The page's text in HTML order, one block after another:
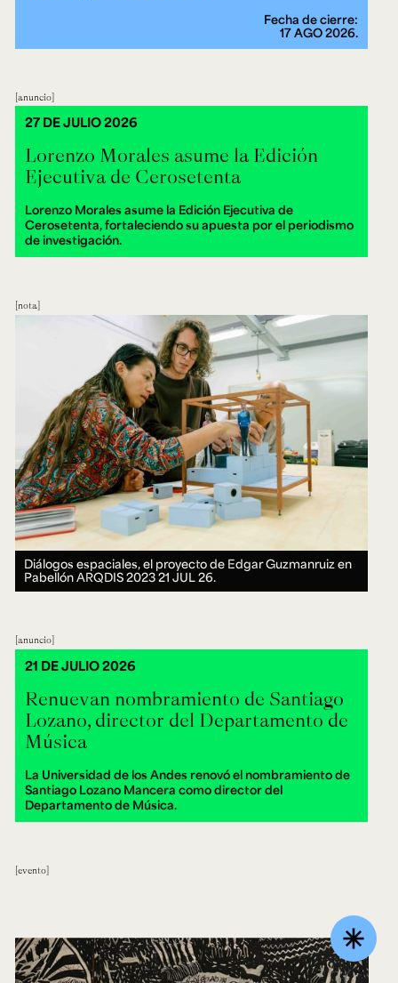
Fecha de cierre:
17 AGO 2026.
anuncio
Lorenzo Morales asume la Edición
Ejecutiva de Cerosetenta
Lorenzo Morales asume la Edición Ejecutiva de
Cerosetenta, fortaleciendo su apuesta por el periodismo
de investigación.
27 DE JULIO 2026
nota
Diálogos espaciales, el proyecto de Edgar Guzmanruiz en
Pabellón ARQDIS 202321 JUL 26.
anuncio
Renuevan nombramiento de Santiago
Lozano, director del Departamento de
Música
La Universidad de los Andes renovó el nombramiento de
Santiago Lozano Mancera como director del
Departamento de Música.
21 DE JULIO 2026
evento
asterisk